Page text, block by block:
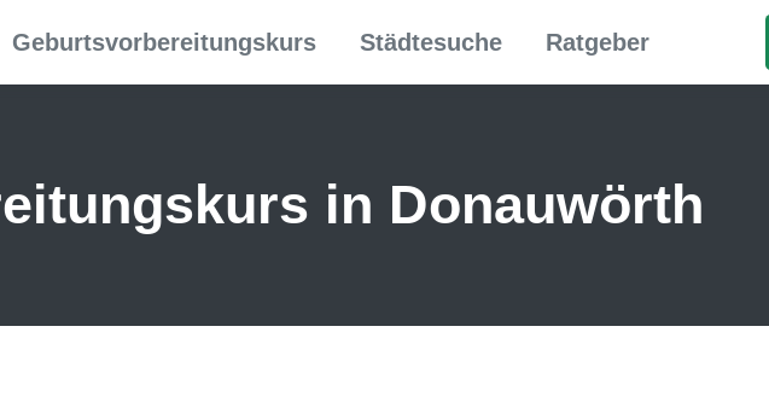
Geburtsvorbereitungskurs Städtesuche Ratgeber
in Donauwörth